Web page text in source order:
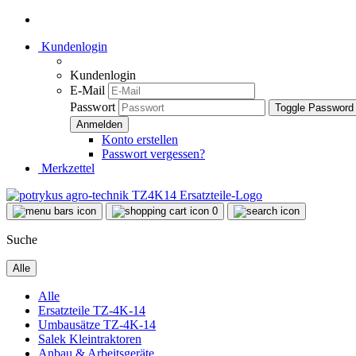
Kundenlogin
Kundenlogin
E-Mail
Passwort
Toggle
Konto erstellen
Passwort vergessen?
Merkzettel
0
Suche
Alle
Alle
Ersatzteile TZ-4K-14
Umbausätze TZ-4K-14
Salek Kleintraktoren
Anbau & Arbeitsgeräte